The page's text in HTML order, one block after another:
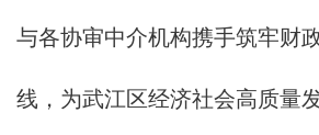
与各协审中介机构携手筑牢财
线，为武江区经济社会高质量